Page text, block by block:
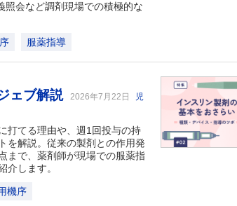
照会など調剤現場での積極的な
服薬指導
ェブ解説 2026年7月22日
児
打てる理由や、週1回投与の持
を解説。従来の製剤との作用発
まで、薬剤師が現場での服薬指
介します。
機序